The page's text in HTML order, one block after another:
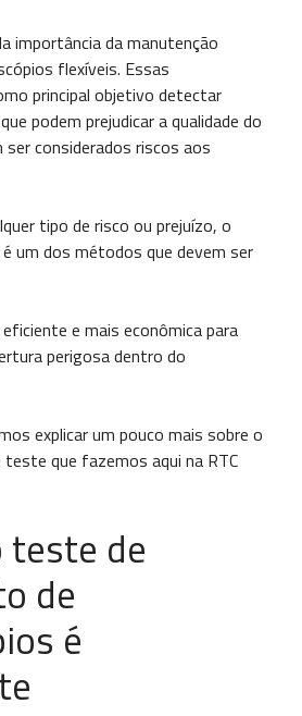
importância da manutenção
flexíveis. Essas
principal objetivo detectar
podem prejudicar a qualidade do
ser considerados riscos aos
tipo de risco ou prejuízo, o
um dos métodos que devem ser
e mais econômica para
perigosa dentro do
explicar um pouco mais sobre o
que fazemos aqui na RTC
teste de
de
é